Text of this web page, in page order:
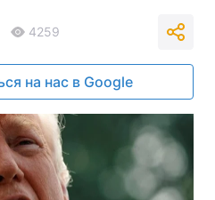
4259
на нас в Google